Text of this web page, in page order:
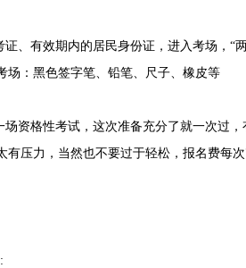
有效期内的居民身份证，进入考场，“
场：黑色签字笔、铅笔、尺子、橡皮等
格性考试，这次准备充分了就一次过，
有压力，当然也不要过于轻松，报名费每